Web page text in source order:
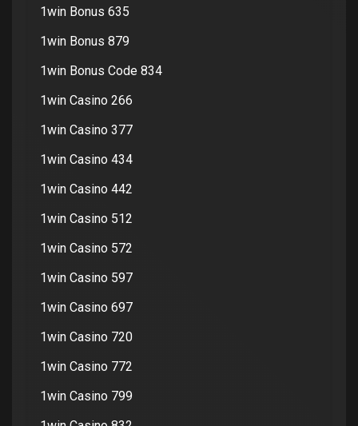
1win Bonus 635
1win Bonus 879
1win Bonus Code 834
1win Casino 266
1win Casino 377
1win Casino 434
1win Casino 442
1win Casino 512
1win Casino 572
1win Casino 597
1win Casino 697
1win Casino 720
1win Casino 772
1win Casino 799